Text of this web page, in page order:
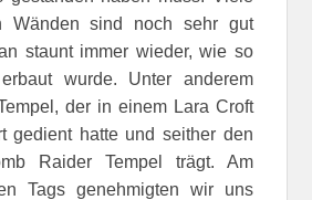
Wänden sind noch sehr gut
staunt immer wieder, wie so
wurde. Unter anderem
der in einem Lara Croft
gedient hatte und seither den
Raider Tempel trägt. Am
Tags genehmigten wir uns